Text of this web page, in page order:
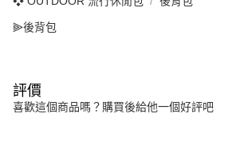
⫸後背包
評價
喜歡這個商品嗎？購買後給他一個好評吧